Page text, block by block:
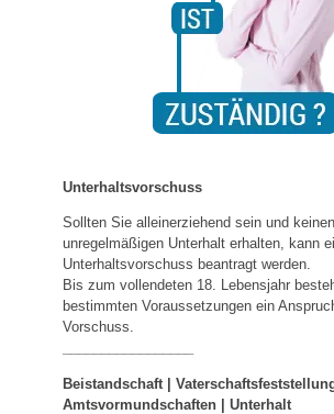
Unterhaltsvorschuss
Sollten Sie alleinerziehend sein und
unregelmäßigen Unterhalt erhalten, kann
Unterhaltsvorschuss beantragt werden.
Bis zum vollendeten 18. Lebensjahr
bestimmten Voraussetzungen ein
Vorschuss.
Beistandschaft |
Amtsvormundschaften| Unterhalt